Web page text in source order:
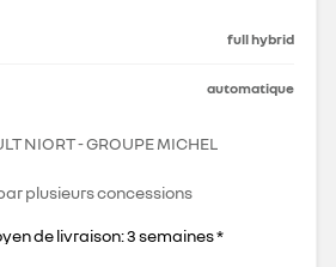
full hybrid
automatique
NIORT - GROUPE MICHEL
plusieurs concessions
de livraison: 3 semaines *